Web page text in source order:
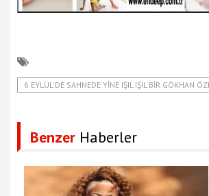
6 EYLÜL'DE SAHNEDE YINE IŞIL IŞIL BIR GÖKHAN
Benzer Haberler